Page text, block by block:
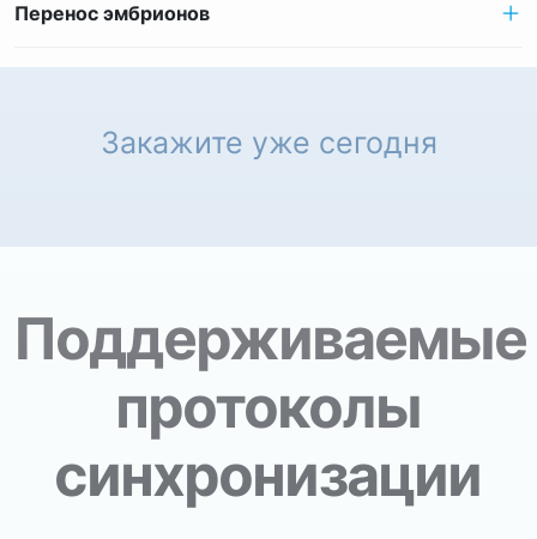
Перенос эмбрионов
Закажите уже сегодня
Поддерживаемые
протоколы
синхронизации